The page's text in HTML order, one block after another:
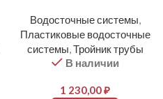
Водосточные системы,
Пластиковые водосточные
системы,Тройник трубы
В наличии
1 230,00₽